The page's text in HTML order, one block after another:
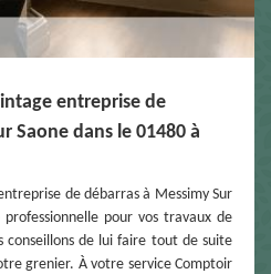
entreprise de
Saone dans le 01480 à
de débarras à Messimy Sur
pour vos travaux de
conseillons de lui faire tout de suite
grenier. À votre service Comptoir